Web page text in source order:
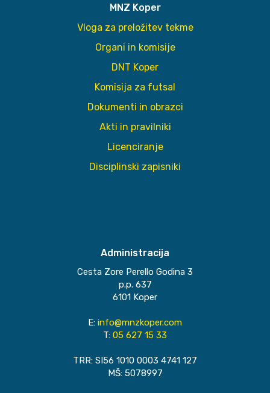
MNZ Koper
Vloga za preložitev tekme
Organi in komisije
DNT Koper
Komisija za futsal
Dokumenti in obrazci
Akti in pravilniki
Licenciranje
Disciplinski zapisniki
Administracija
Cesta Zore Perello Godina 3
p.p. 637
6101 Koper
E: info@mnzkoper.com
T: 05 627 15 33
TRR: SI56 1010 0003 4741 127
MŠ: 5078997